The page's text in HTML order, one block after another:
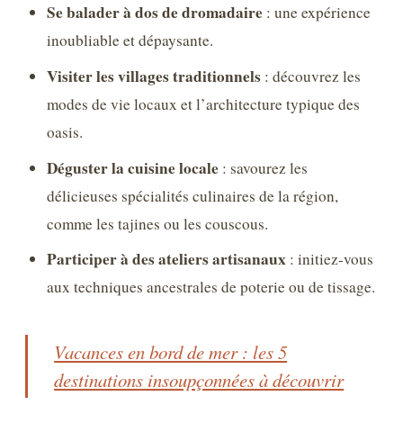
Se balader à dos de dromadaire : une expérience
inoubliable et dépaysante.
Visiter les villages traditionnels : découvrez les
modes de vie locaux et l’architecture typique des
oasis.
Déguster la cuisine locale : savourez les
délicieuses spécialités culinaires de la région,
comme les tajines ou les couscous.
Participer à des ateliers artisanaux : initiez-vous
aux techniques ancestrales de poterie ou de tissage.
Vacances en bord de mer : les 5
destinations insoupçonnées à découvrir